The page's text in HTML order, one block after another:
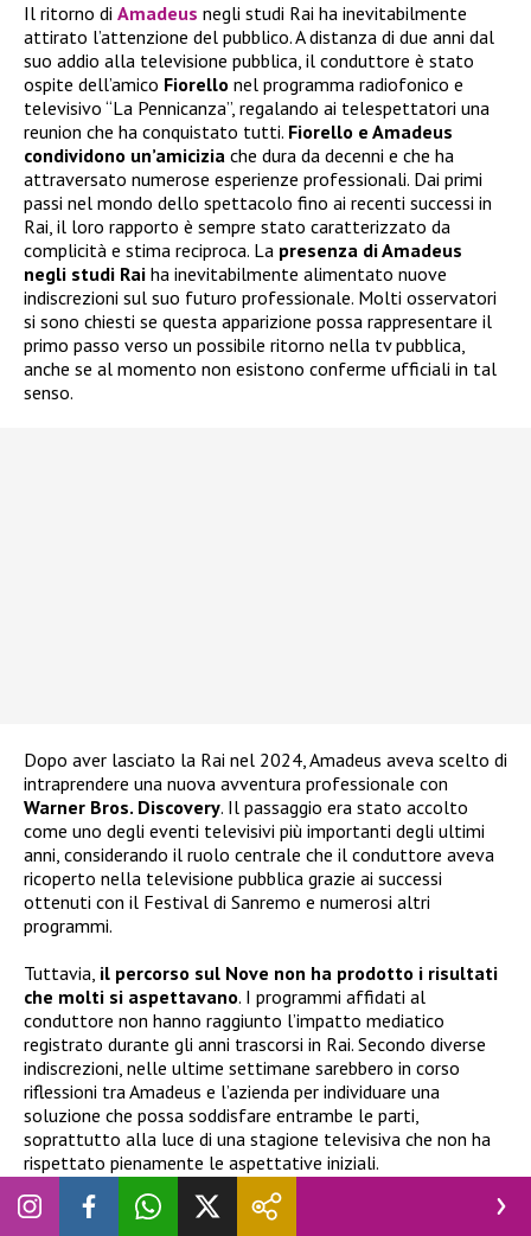
Il ritorno di Amadeus negli studi Rai ha inevitabilmente
attirato l’attenzione del pubblico. A distanza di due anni dal
suo addio alla televisione pubblica, il conduttore è stato
ospite dell’amico Fiorello nel programma radiofonico e
televisivo “La Pennicanza”, regalando ai telespettatori una
reunion che ha conquistato tutti. Fiorello e Amadeus
condividono un’amicizia che dura da decenni e che ha
attraversato numerose esperienze professionali. Dai primi
passi nel mondo dello spettacolo fino ai recenti successi in
Rai, il loro rapporto è sempre stato caratterizzato da
complicità e stima reciproca. La presenza di Amadeus
negli studi Rai ha inevitabilmente alimentato nuove
indiscrezioni sul suo futuro professionale. Molti osservatori
si sono chiesti se questa apparizione possa rappresentare il
primo passo verso un possibile ritorno nella tv pubblica,
anche se al momento non esistono conferme ufficiali in tal
senso.
Dopo aver lasciato la Rai nel 2024, Amadeus aveva scelto di
intraprendere una nuova avventura professionale con
Warner Bros. Discovery. Il passaggio era stato accolto
come uno degli eventi televisivi più importanti degli ultimi
anni, considerando il ruolo centrale che il conduttore aveva
ricoperto nella televisione pubblica grazie ai successi
ottenuti con il Festival di Sanremo e numerosi altri
programmi.
Tuttavia, il percorso sul Nove non ha prodotto i risultati
che molti si aspettavano. I programmi affidati al
conduttore non hanno raggiunto l’impatto mediatico
registrato durante gli anni trascorsi in Rai. Secondo diverse
indiscrezioni, nelle ultime settimane sarebbero in corso
riflessioni tra Amadeus e l’azienda per individuare una
soluzione che possa soddisfare entrambe le parti,
soprattutto alla luce di una stagione televisiva che non ha
rispettato pienamente le aspettative iniziali.